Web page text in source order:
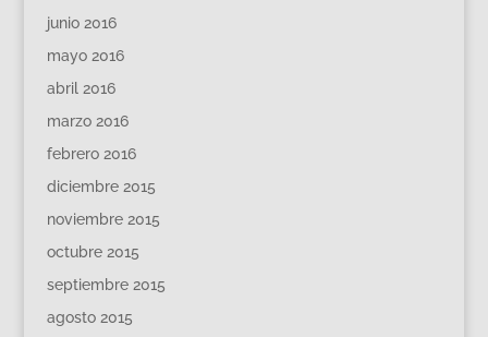
junio 2016
mayo 2016
abril 2016
marzo 2016
febrero 2016
diciembre 2015
noviembre 2015
octubre 2015
septiembre 2015
agosto 2015